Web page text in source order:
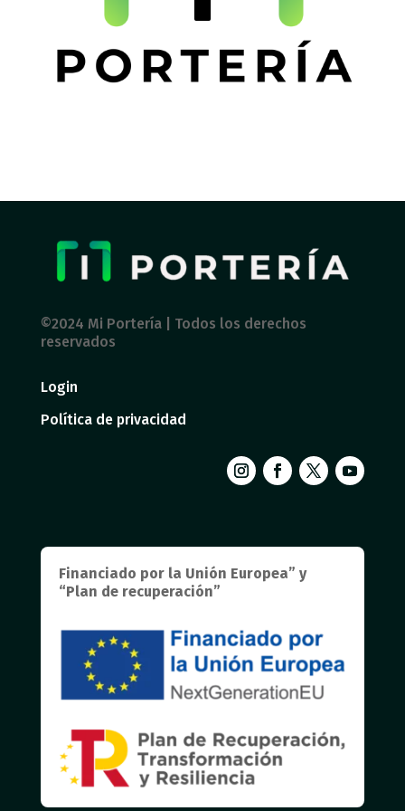
©2024 Mi Portería | Todos los derechos
reservados
Login
Política de privacidad
Financiado por la Unión Europea” y
“Plan de recuperación”